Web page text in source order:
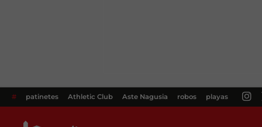
# patinetes Athletic Club Aste Nagusia robos playas